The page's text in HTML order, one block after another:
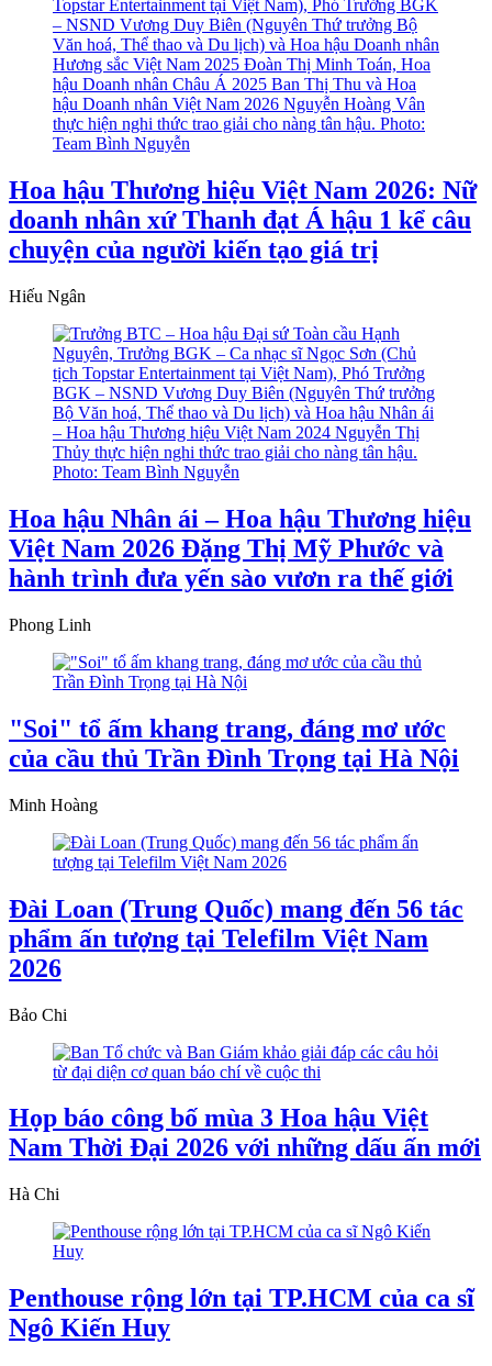
Hoa hậu Thương hiệu Việt Nam 2026: Nữ
doanh nhân xứ Thanh đạt Á hậu 1 kể câu
chuyện của người kiến tạo giá trị
Hiếu Ngân
Hoa hậu Nhân ái – Hoa hậu Thương hiệu
Việt Nam 2026 Đặng Thị Mỹ Phước và
hành trình đưa yến sào vươn ra thế giới
Phong Linh
"Soi" tổ ấm khang trang, đáng mơ ước
của cầu thủ Trần Đình Trọng tại Hà Nội
Minh Hoàng
Đài Loan (Trung Quốc) mang đến 56 tác
phẩm ấn tượng tại Telefilm Việt Nam
2026
Bảo Chi
Họp báo công bố mùa 3 Hoa hậu Việt
Nam Thời Đại 2026 với những dấu ấn mới
Hà Chi
Penthouse rộng lớn tại TP.HCM của ca sĩ
Ngô Kiến Huy